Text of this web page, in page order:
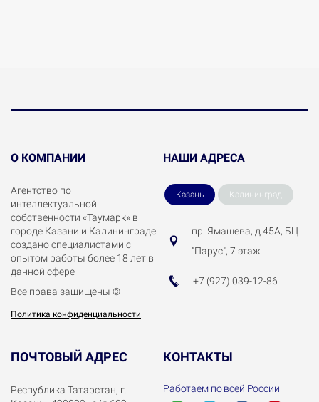
О КОМПАНИИ
Агентство по
интеллектуальной
собственности «Таумарк» в
городе Казани и Калининграде
создано специалистами с
опытом работы более 18 лет в
данной сфере
Все права защищены ©
Политика конфиденциальности
НАШИ АДРЕСА
Казань Калининград
пр. Ямашева, д.45А, БЦ
"Парус", 7 этаж
+7 (927) 039-12-86
ул. Фрунзе, д. 6, офис 14
+7 (900) 569-08-88
ПОЧТОВЫЙ АДРЕС
Республика Татарстан, г.
КОНТАКТЫ
Работаем по всей России